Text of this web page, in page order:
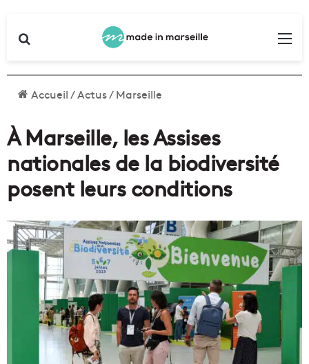
Accueil/Actus/Marseille
À Marseille, les Assises
nationales de la biodiversité
posent leurs conditions